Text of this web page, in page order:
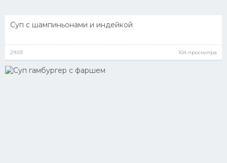
Суп с шампиньонами и индейкой
29.03 104 просмотра